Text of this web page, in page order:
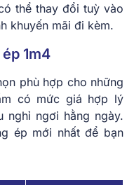
thể thay đổi tuỳ vào
khuyến mãi đi kèm.
1m4
phù hợp cho những
có mức giá hợp lý
nghỉ ngơi hằng ngày.
ép mới nhất để bạn